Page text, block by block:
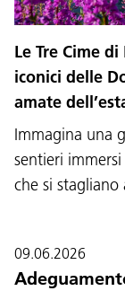
Le Tre Cime
iconici delle
amate
Immagina una
sentieri
che si
09.06.2026